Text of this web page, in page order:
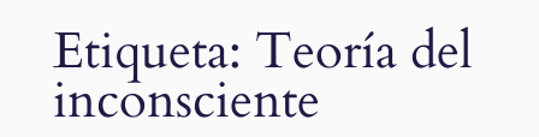
Etiqueta: Teoría del
inconsciente